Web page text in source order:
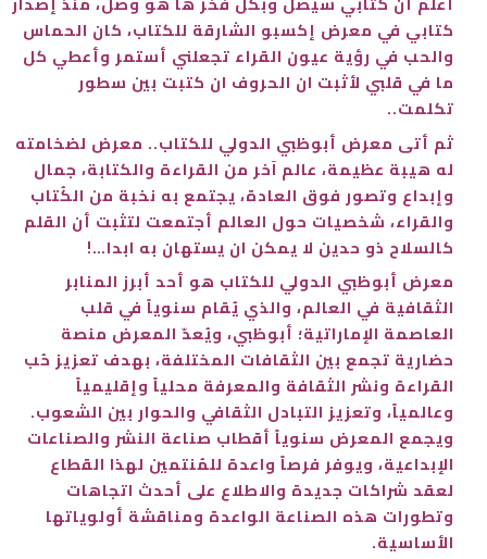
كتابي في معرض إكسبو الشارقة للكتاب، كان الحماس
والحب في رؤية عيون القراء تجعلني أستمر وأعطي كل
ما في قلبي لأثبت ان الحروف ان كتبت بين سطور
تكلمت..
ثم أتى معرض أبوظبي الدولي للكتاب.. معرض لضخامته
له هيبة عظيمة، عالم آخر من القراءة والكتابة، جمال
وإبداع وتصور فوق العادة، يجتمع به نخبة من الكُتاب
والقراء، شخصيات حول العالم أجتمعت لتثبت أن القلم
كالسلاح ذو حدين لا يمكن ان يستهان به ابدا…!
معرض أبوظبي الدولي للكتاب هو أحد أبرز المنابر
الثقافية في العالم، والذي يُقام سنوياً في قلب
العاصمة الإماراتية؛ أبوظبي، ويُعدّ المعرض منصة
حضارية تجمع بين الثقافات المختلفة، بهدف تعزيز حُب
القراءة ونشر الثقافة والمعرفة محلياً وإقليمياً
وعالمياً، وتعزيز التبادل الثقافي والحوار بين الشعوب.
ويجمع المعرض سنوياً أقطاب صناعة النشر والصناعات
الإبداعية، ويوفر فرصاً واعدة للمُنتمين لهذا القطاع
لعقد شراكات جديدة والاطلاع على أحدث اتجاهات
وتطورات هذه الصناعة الواعدة ومناقشة أولوياتها
الأساسية.